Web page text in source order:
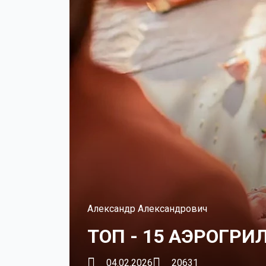
Александр Александрович
ТОП - 15
04.02.2026 20631